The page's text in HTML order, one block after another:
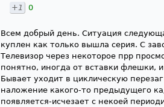
+1 0
Всем добрый день. Ситуация
куплен как только вышла серия. С
Телевизор через некоторое прр
понятно, иногда от вставки флешки,
Бывает уходит в циклическую
наложение какого-то предыдущего
появляется-исчезает с некоей